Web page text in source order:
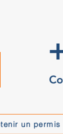
un